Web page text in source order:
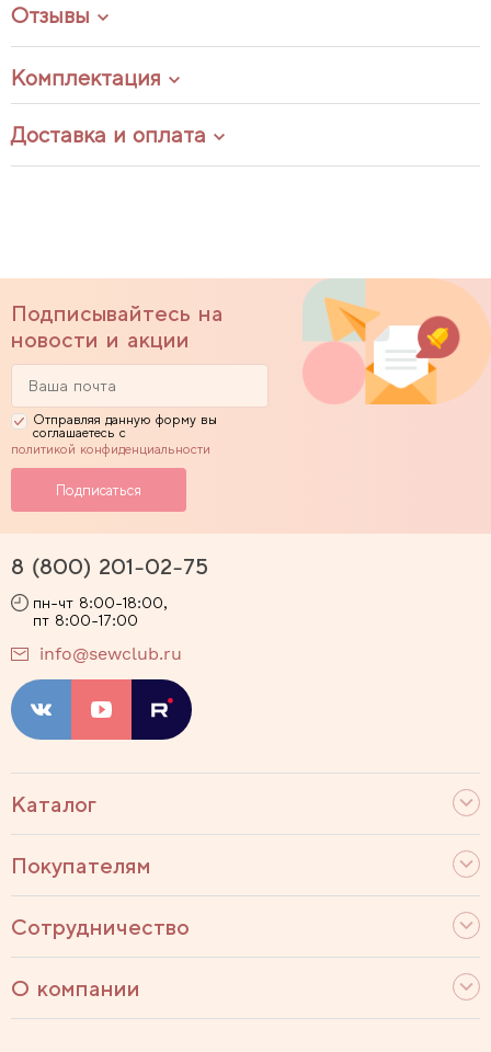
Отзывы
Комплектация
Доставка и оплата
Подписывайтесь на
новости и акции
Отправляя данную форму вы
соглашаетесь с
политикой конфиденциальности
Каталог
Покупателям
Сотрудничество
О компании
8 (800) 201-02-75
пн-чт 8:00-18:00,
пт 8:00-17:00
info@sewclub.ru